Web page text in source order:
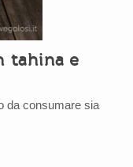
tahina e
da consumare sia